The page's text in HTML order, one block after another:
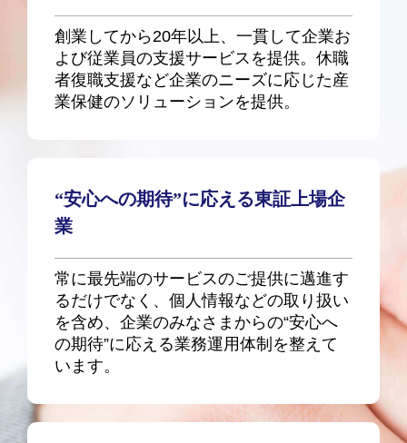
創業してから20年以上、一貫して企業お
よび従業員の支援サービスを提供。休職
者復職支援など企業のニーズに応じた産
業保健のソリューションを提供。
“安心への期待”に応える東証上場企
業
常に最先端のサービスのご提供に邁進す
るだけでなく、個人情報などの取り扱い
を含め、企業のみなさまからの“安心へ
の期待”に応える業務運用体制を整えて
います。